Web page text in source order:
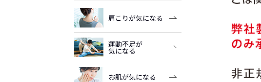
肩こりが気になる
運動不足が
気になる
お肌が気になる